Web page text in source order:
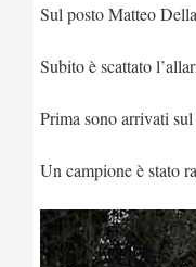
Sul posto Matteo
Subito è scattato
Prima sono arrivati
Un campione è stato